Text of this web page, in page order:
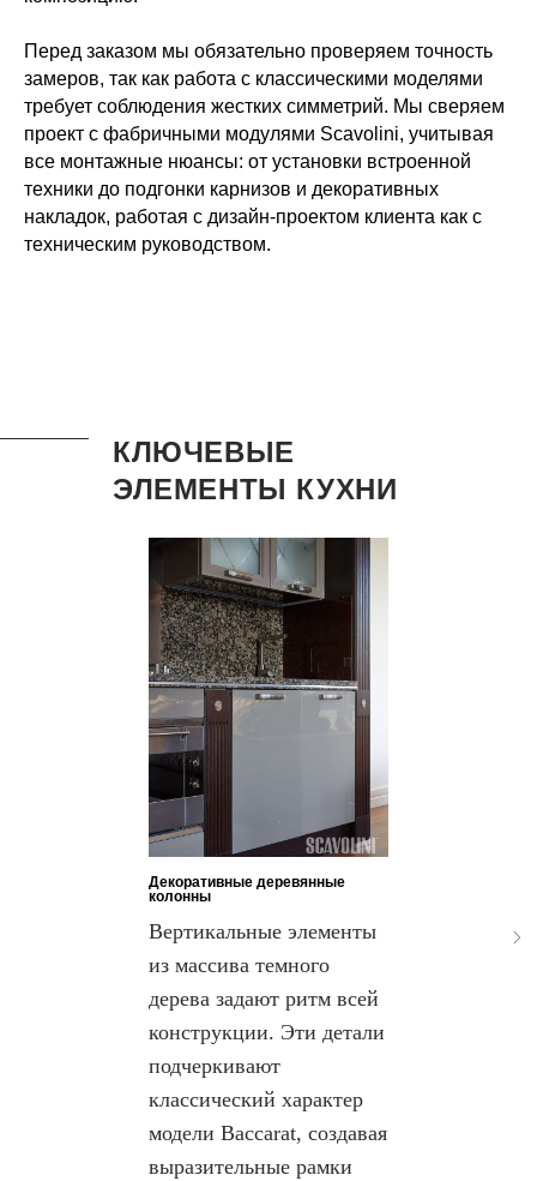
Перед заказом мы обязательно проверяем точность
замеров, так как работа с классическими моделями
требует соблюдения жестких симметрий. Мы сверяем
проект с фабричными модулями Scavolini, учитывая
все монтажные нюансы: от установки встроенной
техники до подгонки карнизов и декоративных
накладок, работая с дизайн-проектом клиента как с
техническим руководством.
КЛЮЧЕВЫЕ
ЭЛЕМЕНТЫ КУХНИ
Декоративные деревянные
колонны
Вертикальные элементы
из массива темного
дерева задают ритм всей
конструкции. Эти детали
подчеркивают
классический характер
модели Baccarat, создавая
выразительные рамки